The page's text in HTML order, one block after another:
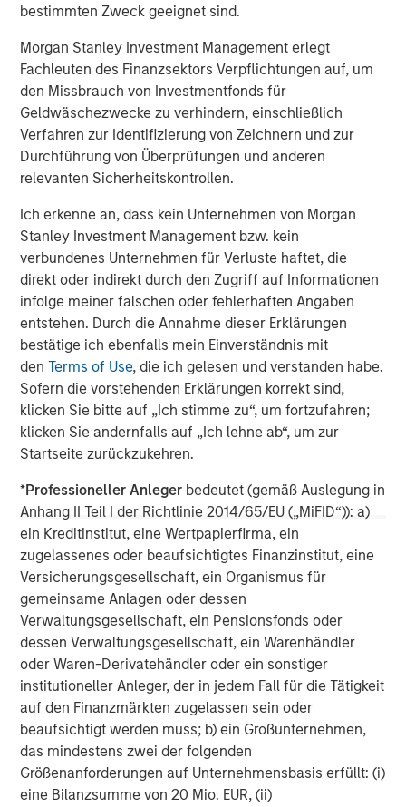
bestimmten Zweck geeignet sind.
Morgan Stanley Investment Management erlegt
Fachleuten des Finanzsektors Verpflichtungen auf, um
den Missbrauch von Investmentfonds für
Geldwäschezwecke zu verhindern, einschließlich
Verfahren zur Identifizierung von Zeichnern und zur
Durchführung von Überprüfungen und anderen
relevanten Sicherheitskontrollen.
Ich erkenne an, dass kein Unternehmen von Morgan
Stanley Investment Management bzw. kein
verbundenes Unternehmen für Verluste haftet, die
direkt oder indirekt durch den Zugriff auf Informationen
infolge meiner falschen oder fehlerhaften Angaben
entstehen. Durch die Annahme dieser Erklärungen
bestätige ich ebenfalls mein Einverständnis mit
denTerms of Use, die ich gelesen und verstanden habe.
Sofern die vorstehenden Erklärungen korrekt sind,
klicken Sie bitte auf „Ich stimme zu“, um fortzufahren;
klicken Sie andernfalls auf „Ich lehne ab“, um zur
Startseite zurückzukehren.
*Professioneller Anleger bedeutet (gemäß Auslegung in
Anhang II Teil I der Richtlinie 2014/65/EU („MiFID“)): a)
ein Kreditinstitut, eine Wertpapierfirma, ein
zugelassenes oder beaufsichtigtes Finanzinstitut, eine
Versicherungsgesellschaft, ein Organismus für
gemeinsame Anlagen oder dessen
Verwaltungsgesellschaft, ein Pensionsfonds oder
dessen Verwaltungsgesellschaft, ein Warenhändler
oder Waren-Derivatehändler oder ein sonstiger
institutioneller Anleger, der in jedem Fall für die Tätigkeit
auf den Finanzmärkten zugelassen sein oder
beaufsichtigt werden muss; b) ein Großunternehmen,
das mindestens zwei der folgenden
Größenanforderungen auf Unternehmensbasis erfüllt: (i)
eine Bilanzsumme von 20 Mio. EUR, (ii)
About Morgan Stanley
Morgan Stanley (NYSE: MS) is a leading global financial
services firm providing a wide range of investment
banking, securities, investment management and wealth
management services. The Firm’s employees serve
clients worldwide including corporations, governments,
in 43 countries. For further information about Morgan
Stanley, please visit www.morganstanley.com
Editorial Notes
Zenith is the leading independent fleet management and
outsourcing provider to the UK corporate vehicle market.
The company was awarded the Fleet News ‘Leasing
Company of the Year’ Award for the past two years, and
is the only fleet management company to win and retain
this prestigious award. Zenith was recently ranked 12th in
and has a risk fleet of over 27,000 vehicles. The
company is widely regarded as having industry leading IT
systems, and Pulse, its online fleet diagnostic platform,
has won many accolades including the Fleet News ‘Best
New Product or Service’ Award and the BusinessCar
Techies Award.
Morgan Stanley Capital Partners
Morgan Stanley Capital Partners manages a middle-
market private equity platform with a strong focus on
value creation. The team has invested capital in a broad
spectrum of industries for over two decades.